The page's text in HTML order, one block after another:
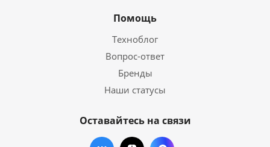
Помощь
Техноблог
Вопрос-ответ
Бренды
Наши статусы
Оставайтесь на связи